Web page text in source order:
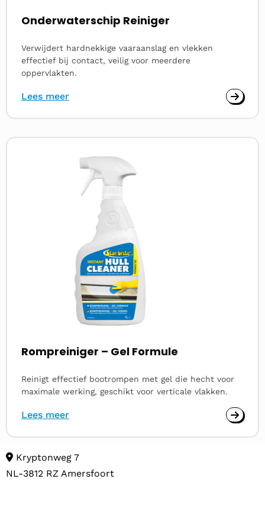
Onderwaterschip Reiniger
Verwijdert hardnekkige vaaraanslag en vlekken
effectief bij contact, veilig voor meerdere
oppervlakten.
Lees meer
Rompreiniger – Gel Formule
Reinigt effectief bootrompen met gel die hecht voor
maximale werking, geschikt voor verticale vlakken.
Lees meer
Lees
Kryptonweg 7
NL-3812 RZ Amersfoort